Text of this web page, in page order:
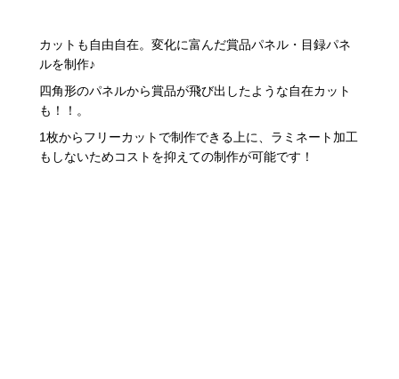
カットも自由自在。変化に富んだ賞品パネル・目録パネ
ルを制作♪
四角形のパネルから賞品が飛び出したような自在カット
も！！。
1枚からフリーカットで制作できる上に、ラミネート加工
もしないためコストを抑えての制作が可能です！